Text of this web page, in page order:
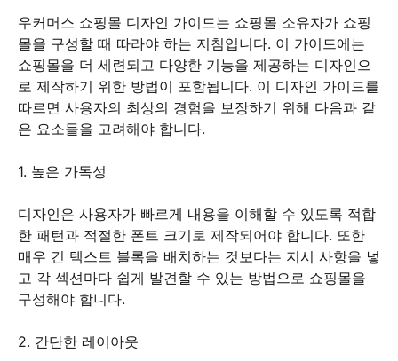
우커머스 쇼핑몰 디자인 가이드는 쇼핑몰 소유자가 쇼핑
몰을 구성할 때 따라야 하는 지침입니다. 이 가이드에는
쇼핑몰을 더 세련되고 다양한 기능을 제공하는 디자인으
로 제작하기 위한 방법이 포함됩니다. 이 디자인 가이드를
따르면 사용자의 최상의 경험을 보장하기 위해 다음과 같
은 요소들을 고려해야 합니다.
1. 높은 가독성
디자인은 사용자가 빠르게 내용을 이해할 수 있도록 적합
한 패턴과 적절한 폰트 크기로 제작되어야 합니다. 또한
매우 긴 텍스트 블록을 배치하는 것보다는 지시 사항을 넣
고 각 섹션마다 쉽게 발견할 수 있는 방법으로 쇼핑몰을
구성해야 합니다.
2. 간단한 레이아웃